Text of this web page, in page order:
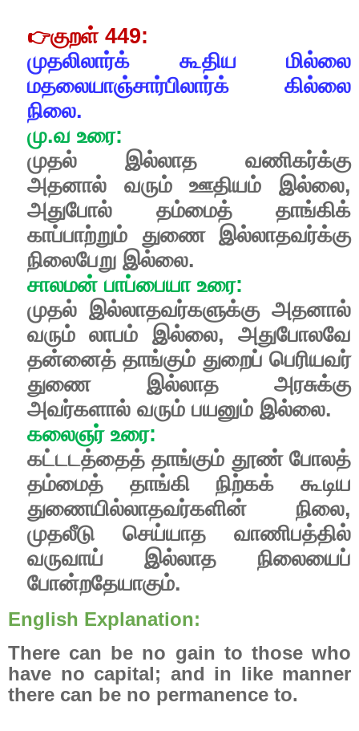
👉குறள்449:
முதலிலார்க்
கூதிய
மில்லை
மதலையாஞ்சார்பிலார்க்
கில்லை
நிலை.
மு.வ உரை:
முதல்
இல்லாத
வணிகர்க்கு
அதனால்
வரும் ஊதியம் இல்லை,
அதுபோல்
தம்மைத்
தாங்கிக்
காப்பாற்றும்
துணை இல்லாதவர்க்கு
நிலைபேறு இல்லை.
சாலமன் பாப்பையா உரை:
முதல் இல்லாதவர்களுக்கு அதனால்
வரும் லாபம் இல்லை,அதுபோலவே
தன்னைத் தாங்கும் துறைப் பெரியவர்
துணை
இல்லாத
அரசுக்கு
அவர்களால் வரும் பயனும் இல்லை.
கலைஞர் உரை:
கட்டடத்தைத் தாங்கும் தூண் போலத்
தம்மைத்
தாங்கி நிற்கக்
கூடிய
துணையில்லாதவர்களின்
நிலை,
முதலீடு
செய்யாத
வாணிபத்தில்
வருவாய்
இல்லாத
நிலையைப்
போன்றதேயாகும்.
English Explanation:
There can be no gain to those who
have no capital; and in like manner
there can be no permanence to.